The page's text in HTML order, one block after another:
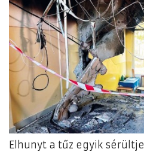
Elhunyt a tűz egyik sérültje